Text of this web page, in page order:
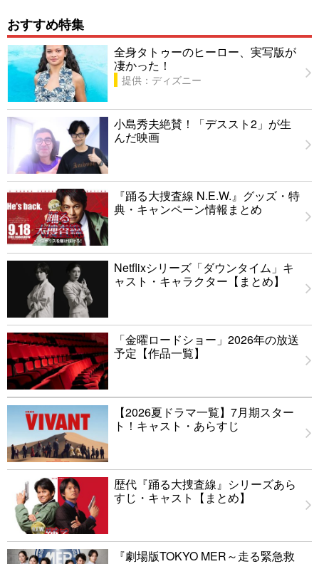
おすすめ特集
全身タトゥーのヒーロー、実写版が
凄かった！
提供：ディズニー
小島秀夫絶賛！「デススト2」が生
んだ映画
『踊る大捜査線 N.E.W.』グッズ・特
典・キャンペーン情報まとめ
Netflixシリーズ「ダウンタイム」キ
ャスト・キャラクター【まとめ】
「金曜ロードショー」2026年の放送
予定【作品一覧】
【2026夏ドラマ一覧】7月期スター
ト！キャスト・あらすじ
歴代『踊る大捜査線』シリーズあら
すじ・キャスト【まとめ】
『劇場版TOKYO MER～走る緊急救